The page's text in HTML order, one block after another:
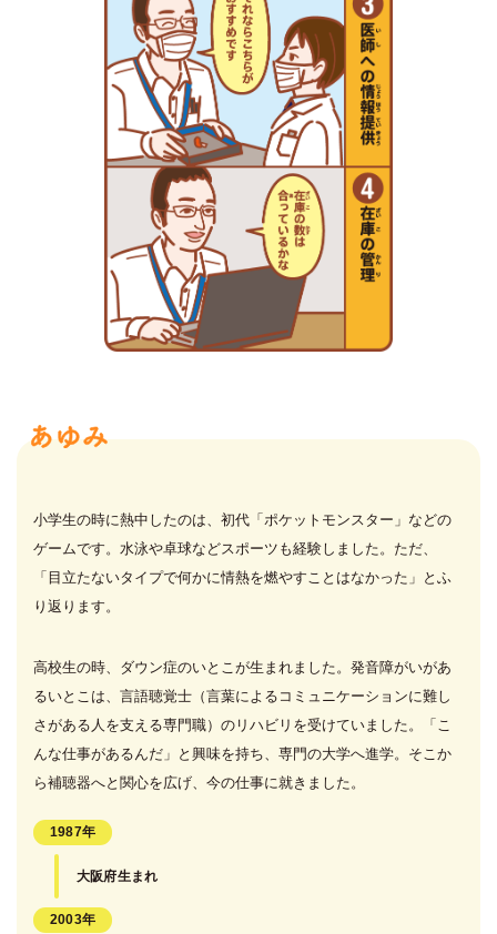
小学生の時に熱中したのは、初代「ポケットモンスター」などの
ゲームです。水泳や卓球などスポーツも経験しました。ただ、
「目立たないタイプで何かに情熱を燃やすことはなかった」とふ
り返ります。
高校生の時、ダウン症のいとこが生まれました。発音障がいがあ
るいとこは、言語聴覚士（言葉によるコミュニケーションに難し
さがある人を支える専門職）のリハビリを受けていました。「こ
んな仕事があるんだ」と興味を持ち、専門の大学へ進学。そこか
ら補聴器へと関心を広げ、今の仕事に就きました。
1987年
大阪府生まれ
2003年